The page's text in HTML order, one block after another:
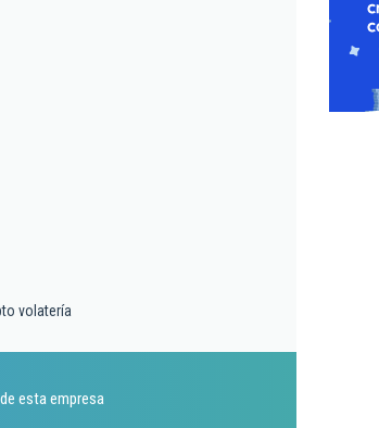
volatería
esta empresa